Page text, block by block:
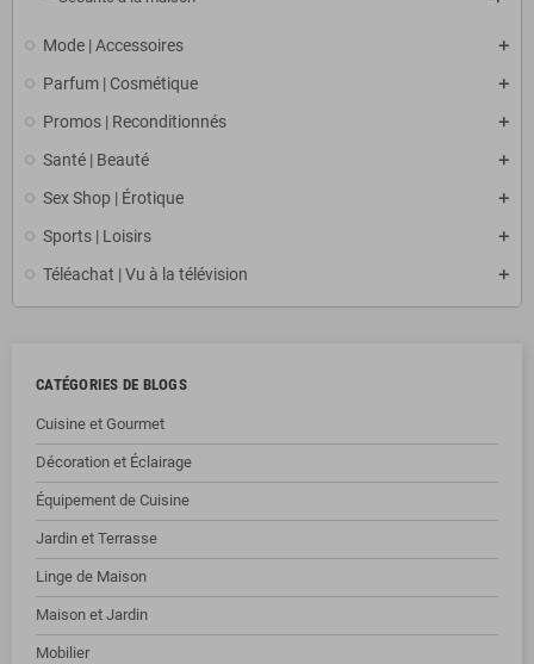
Mode | Accessoires
Parfum | Cosmétique
Promos | Reconditionnés
Santé | Beauté
Sex Shop | Érotique
Sports | Loisirs
Téléachat | Vu à la télévision
CATÉGORIES DE BLOGS
Cuisine et Gourmet
Décoration et Éclairage
Équipement de Cuisine
Jardin et Terrasse
Linge de Maison
Maison et Jardin
Mobilier